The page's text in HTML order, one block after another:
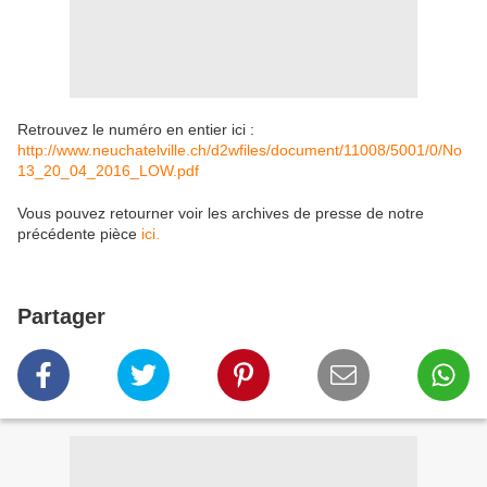
Retrouvez le numéro en entier ici :
http://www.neuchatelville.ch/d2wfiles/document/11008/5001/0/No
13_20_04_2016_LOW.pdf
Vous pouvez retourner voir les archives de presse de notre
précédente pièce ici.
Partager